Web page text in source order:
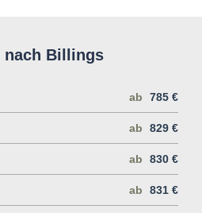
nach Billings
ab 785 €
ab 829 €
ab 830 €
ab 831 €